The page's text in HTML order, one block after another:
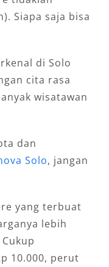
Siapa saja bisa
di Solo
cita rasa
wisatawan
dan
Solo, jangan
yang terbuat
lebih
10.000, perut